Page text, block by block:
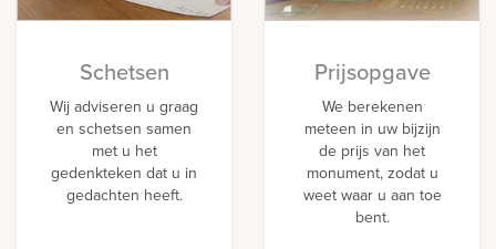
Schetsen
Wij adviseren u graag
en schetsen samen
met u het
gedenkteken dat u in
gedachten heeft.
Prijsopgave
We berekenen
meteen in uw bijzijn
de prijs van het
monument, zodat u
weet waar u aan toe
bent.